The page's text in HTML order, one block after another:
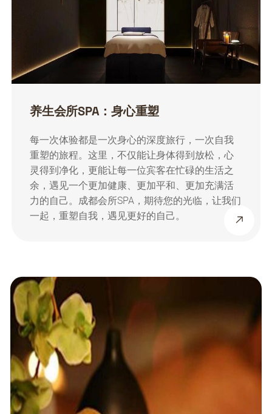
养生会所SPA：身心重塑
每一次体验都是一次身心的深度旅行，一次自我
重塑的旅程。这里，不仅能让身体得到放松，心
灵得到净化，更能让每一位宾客在忙碌的生活之
余，遇见一个更加健康、更加平和、更加充满活
力的自己。成都会所SPA，期待您的光临，让我们
一起，重塑自我，遇见更好的自己。